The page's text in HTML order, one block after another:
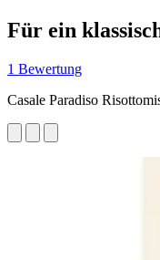
Für ein
1 Bewertung
Casale Paradiso